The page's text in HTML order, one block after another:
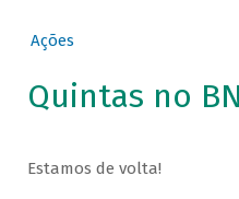
Ações
Quintas no
Estamos de volta!